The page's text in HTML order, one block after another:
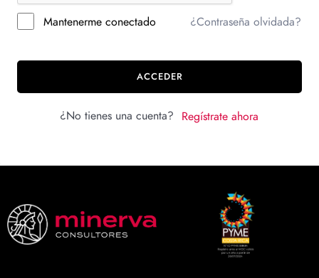
Mantenerme conectado ¿Contraseña olvidada?
ACCEDER
¿No tienes una cuenta? Regístrate ahora